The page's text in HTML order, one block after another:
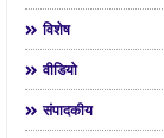
विशेष
वीडियो
संपादकीय